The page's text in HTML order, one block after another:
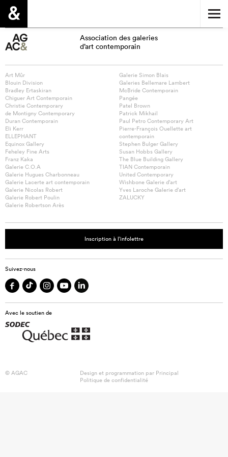
Association des galeries
d’art contemporain
Art Mûr
Blouin Division
Bradley Ertaskiran
Chiguer Art Contemporain
Christie Contemporary
de Montigny Contemporary
Duran Contemporain
Eli Kerr
ELLEPHANT
Equinox Gallery
Feheley Fine Arts
Franz Kaka
Galerie C.O.A
Galerie Hugues Charbonneau
Galerie Lacerte art contemporain
Galerie Nicolas Robert
Galerie Robert Poulin
Galerie Robertson Arès
Galerie Simon Blais
Galeries Bellemare Lambert
McBride Contemporain
Pangée
Patel Brown
Patrick Mikhail
Paul Petro Contemporary Art
Pierre-François Ouellette art
contemporain
Stephen Bulger Gallery
Susan Hobbs Gallery
The Blue Building Gallery
TIAN Contemporain
United Contemporary
Wishbone Galerie d’art
Yves Laroche Galerie d’art
ZALUCKY
Inscription à l’infolettre
Suivez-nous
Avec le soutien de
© AGAC Design et programmation par Principal
Politique de confidentialité